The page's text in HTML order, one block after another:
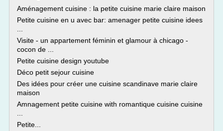
Aménagement cuisine : la petite cuisine marie claire maison
Petite cuisine en u avec bar: amenager petite cuisine idees
Visite - un appartement féminin et glamour à chicago -
cocon de ...
Petite cuisine design youtube
Déco petit sejour cuisine
Des idées pour créer une cuisine scandinave marie claire
maison
Amnagement petite cuisine with romantique cuisine cuisine
Petite...